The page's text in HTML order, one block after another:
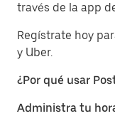
través de la app
Regístrate hoy
y Uber.
¿Por qué usar
Administra tu